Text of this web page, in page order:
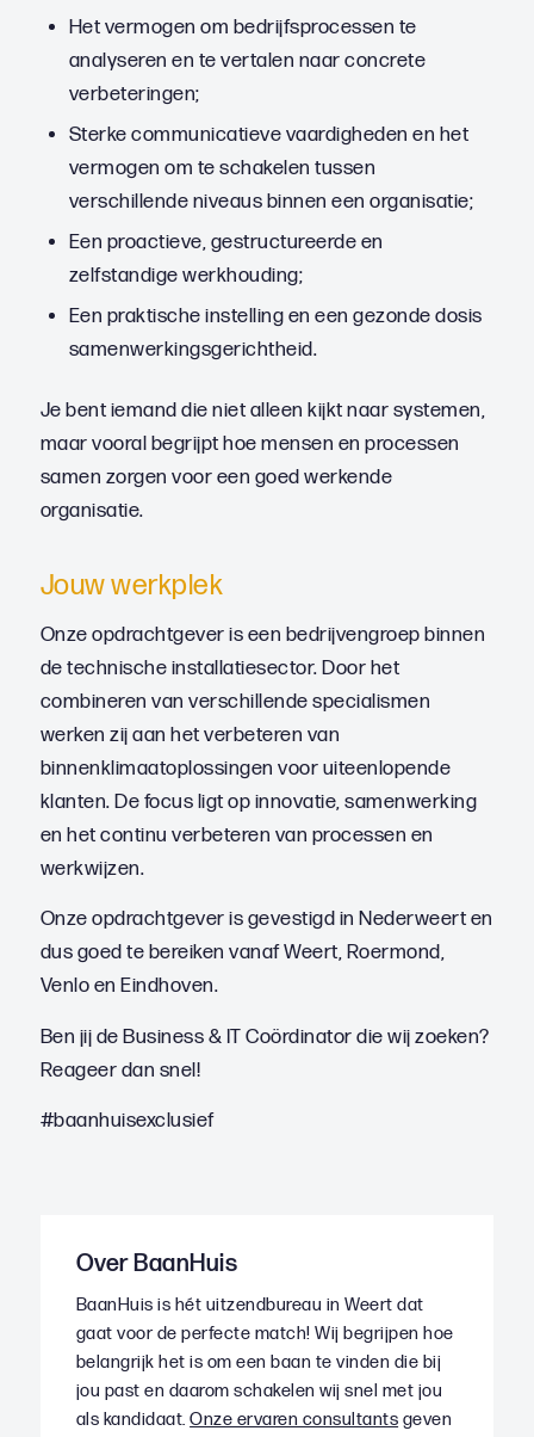
Het vermogen om bedrijfsprocessen te
analyseren en te vertalen naar concrete
verbeteringen;
Sterke communicatieve vaardigheden en het
vermogen om te schakelen tussen
verschillende niveaus binnen een organisatie;
Een proactieve, gestructureerde en
zelfstandige werkhouding;
Een praktische instelling en een gezonde dosis
samenwerkingsgerichtheid.
Je bent iemand die niet alleen kijkt naar systemen,
maar vooral begrijpt hoe mensen en processen
samen zorgen voor een goed werkende
organisatie.
Jouw werkplek
Onze opdrachtgever is een bedrijvengroep binnen
de technische installatiesector. Door het
combineren van verschillende specialismen
werken zij aan het verbeteren van
binnenklimaatoplossingen voor uiteenlopende
klanten. De focus ligt op innovatie, samenwerking
en het continu verbeteren van processen en
werkwijzen.
Onze opdrachtgever is gevestigd in Nederweert en
dus goed te bereiken vanaf Weert, Roermond,
Venlo en Eindhoven.
Ben jij de Business & IT Coördinator die wij zoeken?
Reageer dan snel!
#baanhuisexclusief
Over BaanHuis
BaanHuis is hét uitzendbureau in Weert dat
gaat voor de perfecte match! Wij begrijpen hoe
belangrijk het is om een baan te vinden die bij
jou past en daarom schakelen wij snel met jou
als kandidaat.Onze ervaren consultants geven